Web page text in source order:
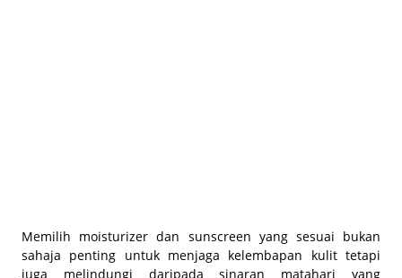
Memilih moisturizer dan sunscreen yang sesuai bukan
sahaja penting untuk menjaga kelembapan kulit tetapi
juga melindungi daripada sinaran matahari yang